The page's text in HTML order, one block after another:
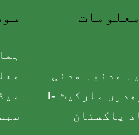
مدنیہ مدنی
مسجد نزد چوھدری مارکیٹ I-